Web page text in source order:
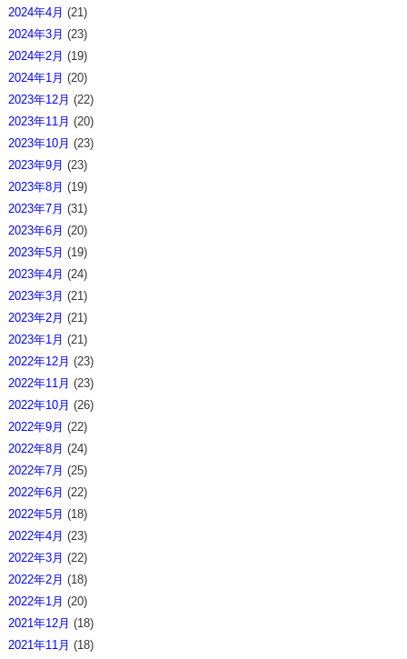
2024年4月 (21)
2024年3月 (23)
2024年2月 (19)
2024年1月 (20)
2023年12月 (22)
2023年11月 (20)
2023年10月 (23)
2023年9月 (23)
2023年8月 (19)
2023年7月 (31)
2023年6月 (20)
2023年5月 (19)
2023年4月 (24)
2023年3月 (21)
2023年2月 (21)
2023年1月 (21)
2022年12月 (23)
2022年11月 (23)
2022年10月 (26)
2022年9月 (22)
2022年8月 (24)
2022年7月 (25)
2022年6月 (22)
2022年5月 (18)
2022年4月 (23)
2022年3月 (22)
2022年2月 (18)
2022年1月 (20)
2021年12月 (18)
2021年11月 (18)